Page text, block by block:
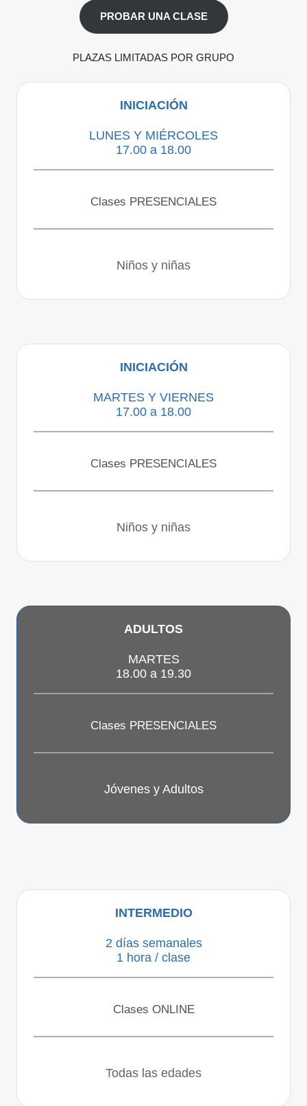
PROBAR UNA CLASE
PLAZAS LIMITADAS POR GRUPO
INICIACIÓN
LUNES Y MIÉRCOLES
17.00 a 18.00
Clases PRESENCIALES
Niños y niñas
INICIACIÓN
MARTES Y VIERNES
17.00 a 18.00
Clases PRESENCIALES
Niños y niñas
ADULTOS
MARTES
18.00 a 19.30
Clases PRESENCIALES
Jóvenes y Adultos
INTERMEDIO
2 días semanales
1 hora / clase
Clases ONLINE
Todas las edades